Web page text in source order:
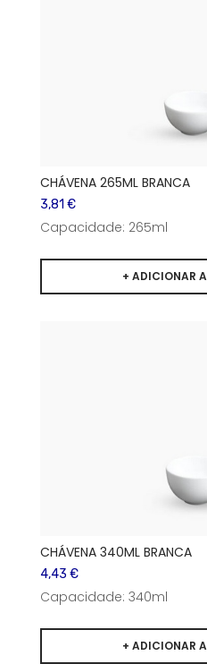
CHÁVENA 265ML BRANCA
3,81 €
Capacidade: 265ml
CHÁVENA 340ML BRANCA
4,43 €
Capacidade: 340ml